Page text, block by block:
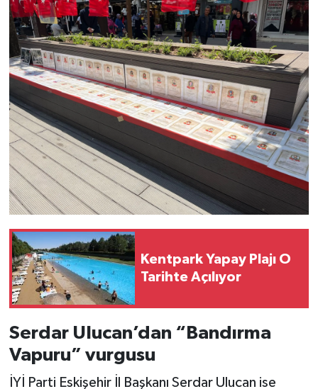
Kentpark Yapay Plajı O
Tarihte Açılıyor
Serdar Ulucan’dan “Bandırma
Vapuru” vurgusu
İYİ Parti Eskişehir İl Başkanı Serdar Ulucan ise